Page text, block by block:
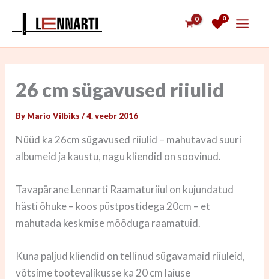
0
26 cm sügavused riiulid
By Mario Vilbiks/4. veebr 2016
Nüüd ka 26cm sügavused riiulid – mahutavad suuri
albumeid ja kaustu, nagu kliendid on soovinud.
Tavapärane Lennarti Raamaturiiul on kujundatud
hästi õhuke – koos püstpostidega 20cm – et
mahutada keskmise mõõduga raamatuid.
Kuna paljud kliendid on tellinud sügavamaid riiuleid,
võtsime tootevalikusse ka 20 cm laiuse